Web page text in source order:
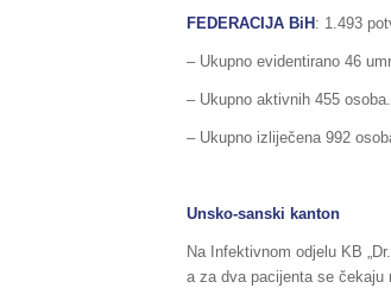
FEDERACIJA BiH : 1.493
– Ukupno evidentirano 46
– Ukupno aktivnih 455 osoba.
– Ukupno izliječena 992
Unsko-sanski kanton
Na Infektivnom odjelu KB
a za dva pacijenta se čekaju